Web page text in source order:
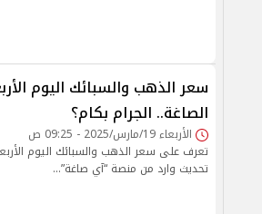
الصاغة.. الجرام بكام؟
الأربعاء 19/مارس/2025 - 09:25 ص
تحديث وارد من منصة “آي صاغة”...